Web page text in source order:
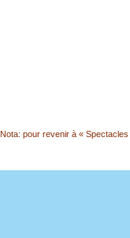
Nota: pour revenir à «